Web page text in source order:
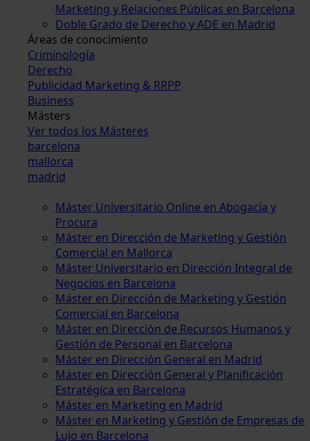
Marketing y Relaciones Públicas en Barcelona
Doble Grado de Derecho y ADE en Madrid
Áreas de conocimiento
Criminología
Derecho
Publicidad Marketing & RRPP
Business
Másters
Ver todos los Másteres
barcelona
mallorca
madrid
Máster Universitario Online en Abogacía y
Procura
Máster en Dirección de Marketing y Gestión
Comercial en Mallorca
Máster Universitario en Dirección Integral de
Negocios en Barcelona
Máster en Dirección de Marketing y Gestión
Comercial en Barcelona
Máster en Dirección de Recursos Humanos y
Gestión de Personal en Barcelona
Máster en Dirección General en Madrid
Máster en Dirección General y Planificación
Estratégica en Barcelona
Máster en Marketing en Madrid
Máster en Marketing y Gestión de Empresas de
Lujo en Barcelona